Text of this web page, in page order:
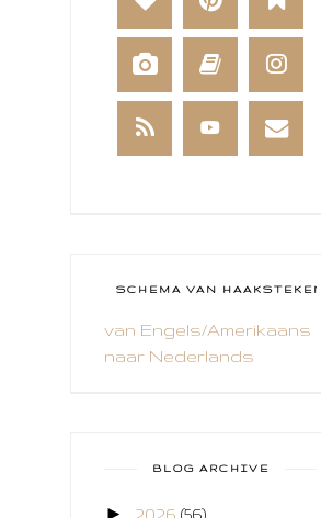
BEESTENBOEL
BOEKEN
BREIEN
BRUSHO
CAMEO 4
CARDS ONLY
COZY COLORING
CREABEST
SCHEMA VAN HAAKSTEKEN
van Engels/Amerikaans
naar Nederlands
BLOG ARCHIVE